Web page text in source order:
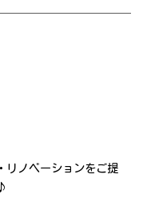
リノベーションをご提